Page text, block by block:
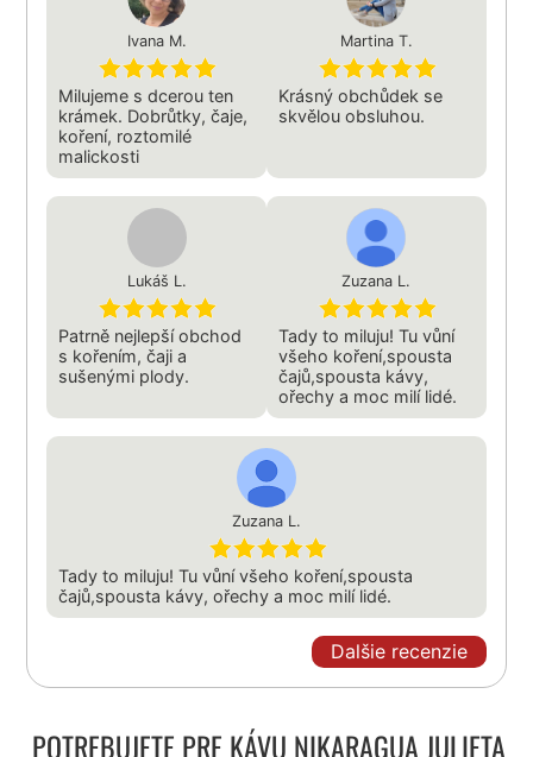
Ivana M.
Milujeme s dcerou ten
krámek. Dobrůtky, čaje,
koření, roztomilé
malickosti
Martina T.
Krásný obchůdek se
skvělou obsluhou.
Lukáš L.
Patrně nejlepší obchod
s kořením, čaji a
sušenými plody.
Zuzana L.
Tady to miluju! Tu vůní
všeho koření,spousta
čajů,spousta kávy,
ořechy a moc milí lidé.
Zuzana L.
Tady to miluju! Tu vůní všeho koření,spousta
čajů,spousta kávy, ořechy a moc milí lidé.
Dalšie recenzie
POTREBUJETE PRE KÁVU NIKARAGUA JULIETA